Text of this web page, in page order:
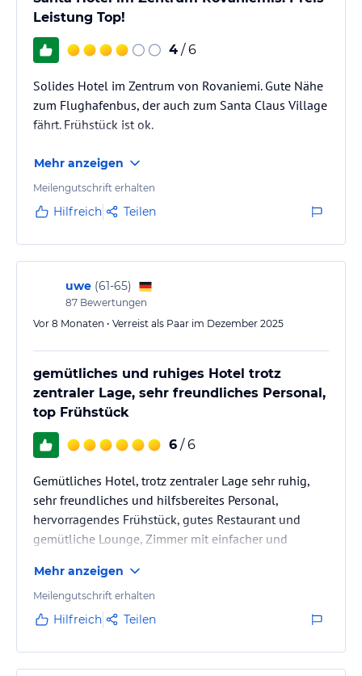
Leistung Top!
4 / 6
Solides Hotel im Zentrum von Rovaniemi. Gute Nähe
zum Flughafenbus, der auch zum Santa Claus Village
fährt. Frühstück ist ok.
Mehr anzeigen
Meilengutschrift erhalten
Hilfreich Teilen
uwe (61-65)
87 Bewertungen
Vor 8 Monaten • Verreist als Paar im Dezember 2025
gemütliches und ruhiges Hotel trotz
zentraler Lage, sehr freundliches Personal,
top Frühstück
6 / 6
Gemütliches Hotel, trotz zentraler Lage sehr ruhig,
sehr freundliches und hilfsbereites Personal,
hervorragendes Frühstück, gutes Restaurant und
gemütliche Lounge, Zimmer mit einfacher und
Mehr anzeigen
Meilengutschrift erhalten
Hilfreich Teilen